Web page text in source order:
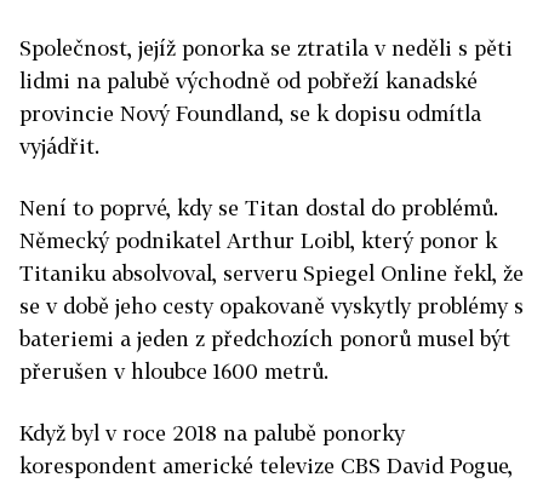
Společnost, jejíž ponorka se ztratila v neděli s pěti
lidmi na palubě východně od pobřeží kanadské
provincie Nový Foundland, se k dopisu odmítla
vyjádřit.
Není to poprvé, kdy se Titan dostal do problémů.
Německý podnikatel Arthur Loibl, který ponor k
Titaniku absolvoval, serveru Spiegel Online řekl, že
se v době jeho cesty opakovaně vyskytly problémy s
bateriemi a jeden z předchozích ponorů musel být
přerušen v hloubce 1600 metrů.
Když byl v roce 2018 na palubě ponorky
korespondent americké televize CBS David Pogue,